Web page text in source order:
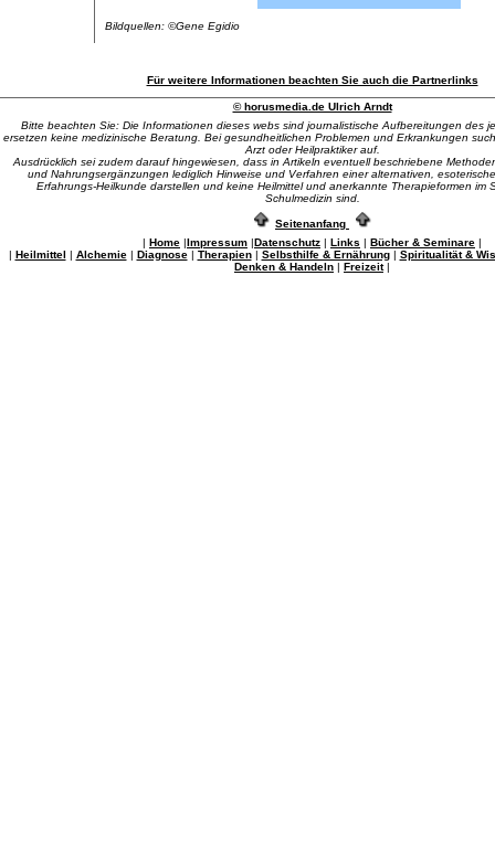
Bildquellen: ©Gene Egidio
Für weitere Informationen beachten Sie auch die Partnerlinks
© horusmedia.de Ulrich Arndt
Bitte beachten Sie: Die Informationen dieses webs sind journalistische Aufbereitungen des
ersetzen keine medizinische Beratung. Bei gesundheitlichen Problemen und Erkrankungen
Arzt oder Heilpraktiker auf.
Ausdrücklich sei zudem darauf hingewiesen, dass in Artikeln eventuell beschriebene
und Nahrungsergänzungen lediglich Hinweise und Verfahren einer alternativen,
Erfahrungs-Heilkunde darstellen und keine Heilmittel und anerkannte Therapieformen im
Schulmedizin sind.
Seitenanfang
| Home |Impressum |Datenschutz | Links | Bücher & Seminare |
| Heilmittel | Alchemie| Diagnose| Therapien| Selbsthilfe & Ernährung| Spiritualität &
Denken & Handeln | Freizeit|